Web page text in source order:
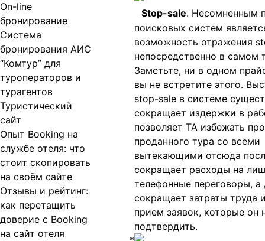
On-line
бронирование
Система
бронирования АИС
“Комтур” для
туроператоров и
турагентов
Туристический
сайт
Опыт Booking на
службе отеля: что
стоит скопировать
на своём сайте
Отзывы и рейтинг:
как перетащить
доверие с Booking
на сайт отеля
Stop-sale. Несомненным
поисковых систем
возможность отражения
непосредственно в самом
Заметьте, ни в одном
вы не встретите этого.
stop-sale в системе
сокращает издержки в
позволяет ТА избежать
проданного тура со всеми
вытекающими отсюда
сокращает расходы на
телефонные переговоры, а
сокращает затраты труда
прием заявок, которые он
подтвердить.